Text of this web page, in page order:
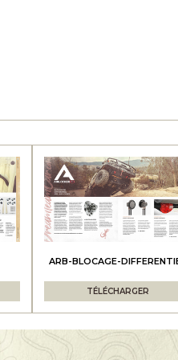
ARB-BLOCAGE-
TÉLÉCHARGER